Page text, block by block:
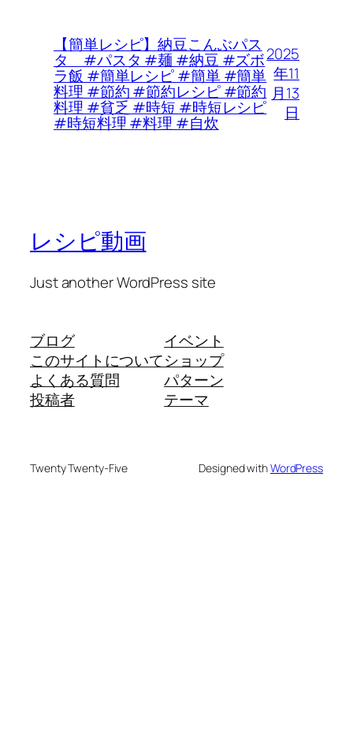
【簡単レシピ】納豆こんぶパス
タ #パスタ #麺 #納豆 #ズボ
ラ飯 #簡単レシピ #簡単 #簡単
料理 #節約 #節約レシピ #節約
料理 #貧乏 #時短 #時短レシピ
#時短料理 #料理 #自炊
2025
年11
月13
日
レシピ動画
Just another WordPress site
ブログ
このサイトについて
よくある質問
投稿者
イベント
ショップ
パターン
テーマ
Twenty Twenty-Five Designed withWordPress